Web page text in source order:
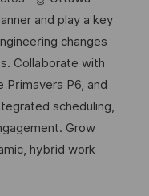
and play a key
changes
Collaborate with
Primavera P6, and
scheduling,
Grow
hybrid work